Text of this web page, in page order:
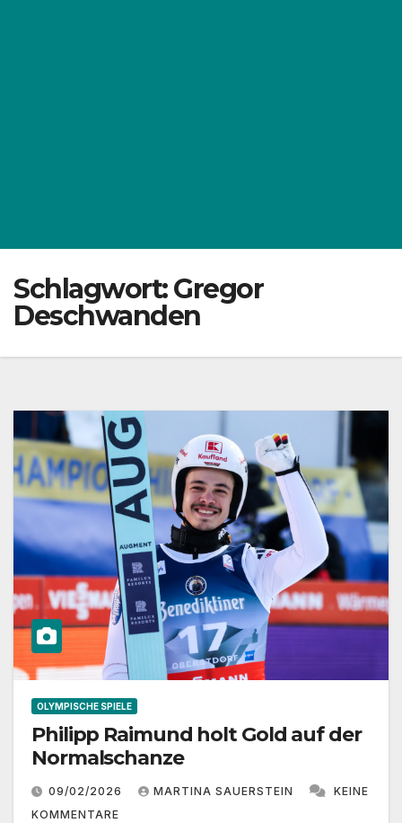
Schlagwort:Gregor
Deschwanden
OLYMPISCHE SPIELE
Philipp Raimund holt Gold auf der
Normalschanze
09/02/2026 MARTINA SAUERSTEIN
KEINE
KOMMENTARE